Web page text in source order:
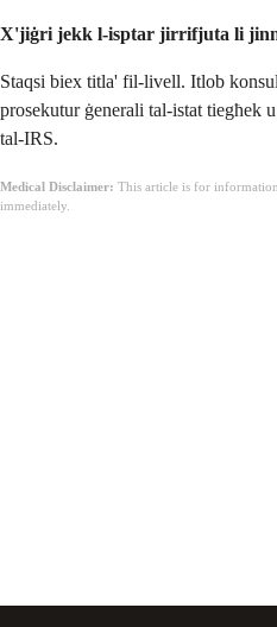
X'jiġri jekk l-isptar jirrifjuta li
Staqsi biex titla' fil-livell. Itlob
prosekutur ġenerali tal-istat
tal-IRS.
Medical Disclaimer: This article is for
immediately.